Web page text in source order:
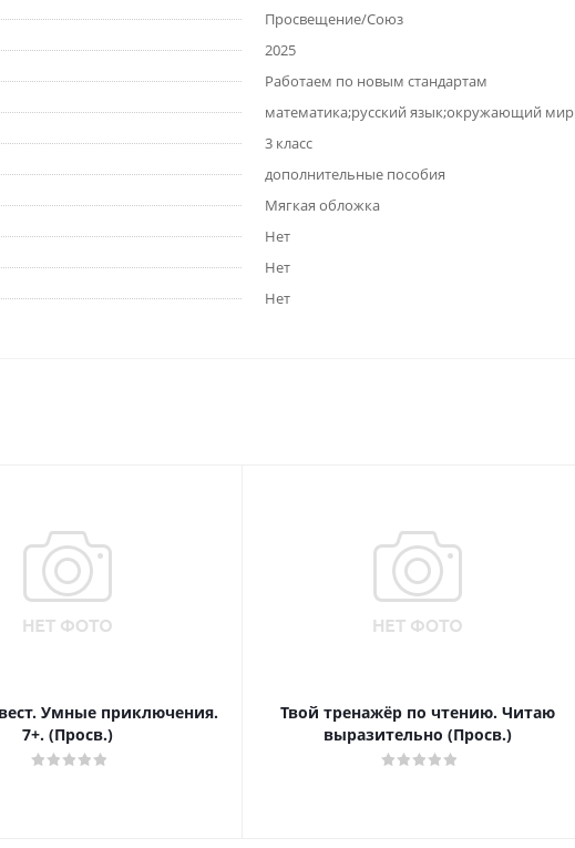
Просвещение/Союз
2025
Работаем по новым стандартам
математика;русский язык;окружающий мир
3 класс
дополнительные пособия
Мягкая обложка
Нет
Нет
Нет
Умные приключения.
7+. (Просв.)
Твой тренажёр по чтению. Читаю
выразительно (Просв.)